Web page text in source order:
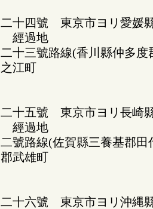
二十四號 東京市ヨリ愛媛
經過地
二十三號路線(香川縣仲多
之江町
二十五號 東京市ヨリ長崎
經過地
二號路線(佐賀縣三養基郡
郡武雄町
二十六號 東京市ヨリ沖縄